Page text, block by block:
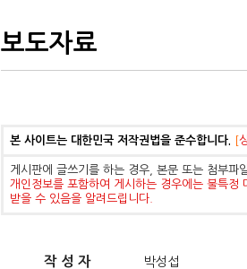
보도자료
본 사이트는 대한민국 저작권법을 준수합니다. [
게시판에 글쓰기를 하는 경우, 본문 또는 첨부파
개인정보를 포함하여 게시하는 경우에는 불특정
받을 수 있음을 알려드립니다.
작 성 자
박성섭